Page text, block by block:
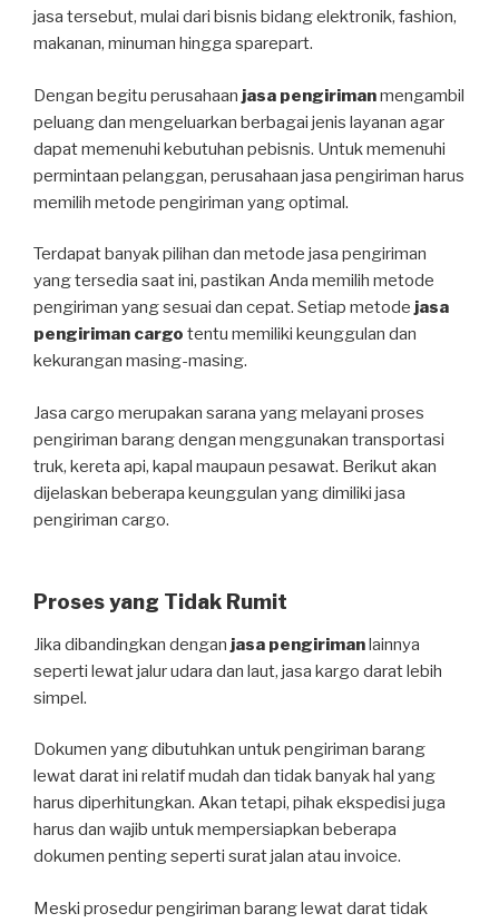
jasa tersebut, mulai dari bisnis bidang elektronik, fashion,
makanan, minuman hingga sparepart.
Dengan begitu perusahaan jasa pengirimanmengambil
peluang dan mengeluarkan berbagai jenis layanan agar
dapat memenuhi kebutuhan pebisnis. Untuk memenuhi
permintaan pelanggan, perusahaan jasa pengiriman harus
memilih metode pengiriman yang optimal.
Terdapat banyak pilihan dan metode jasa pengiriman
yang tersedia saat ini, pastikan Anda memilih metode
pengiriman yang sesuai dan cepat. Setiap metode jasa
pengiriman cargo tentu memiliki keunggulan dan
kekurangan masing-masing.
Jasa cargo merupakan sarana yang melayani proses
pengiriman barang dengan menggunakan transportasi
truk, kereta api, kapal maupaun pesawat. Berikut akan
dijelaskan beberapa keunggulan yang dimiliki jasa
pengiriman cargo.
Proses yang Tidak Rumit
Jika dibandingkan dengan jasa pengirimanlainnya
seperti lewat jalur udara dan laut, jasa kargo darat lebih
simpel.
Dokumen yang dibutuhkan untuk pengiriman barang
lewat darat ini relatif mudah dan tidak banyak hal yang
harus diperhitungkan. Akan tetapi, pihak ekspedisi juga
harus dan wajib untuk mempersiapkan beberapa
dokumen penting seperti surat jalan atau invoice.
Meski prosedur pengiriman barang lewat darat tidak